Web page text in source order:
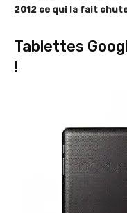
2012 ce qui la fait
Tablettes
!